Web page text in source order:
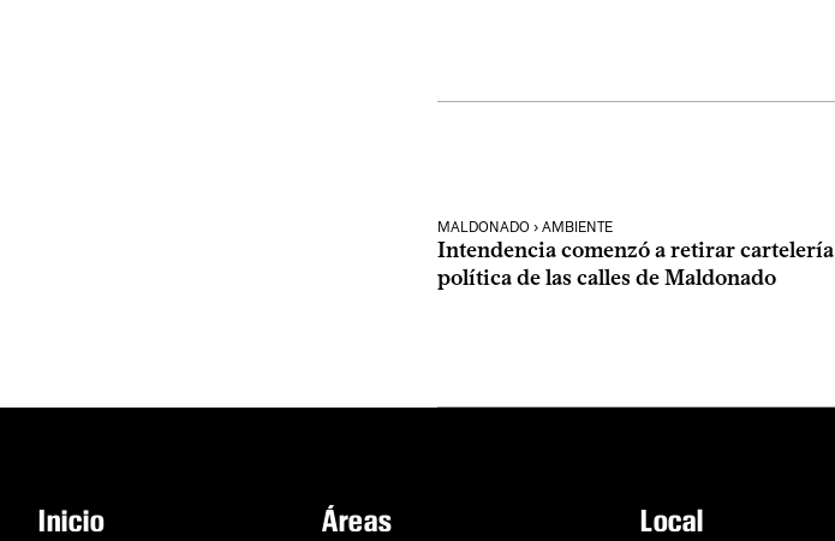
MALDONADO › AMBIENTE
Intendencia comenzó a retirar cartelería
política de las calles de Maldonado
Inicio Áreas Local